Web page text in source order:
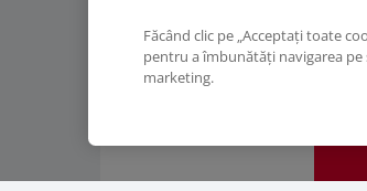
Făcând clic pe „Acceptați toate
pentru a îmbunătăți navigarea
marketing.